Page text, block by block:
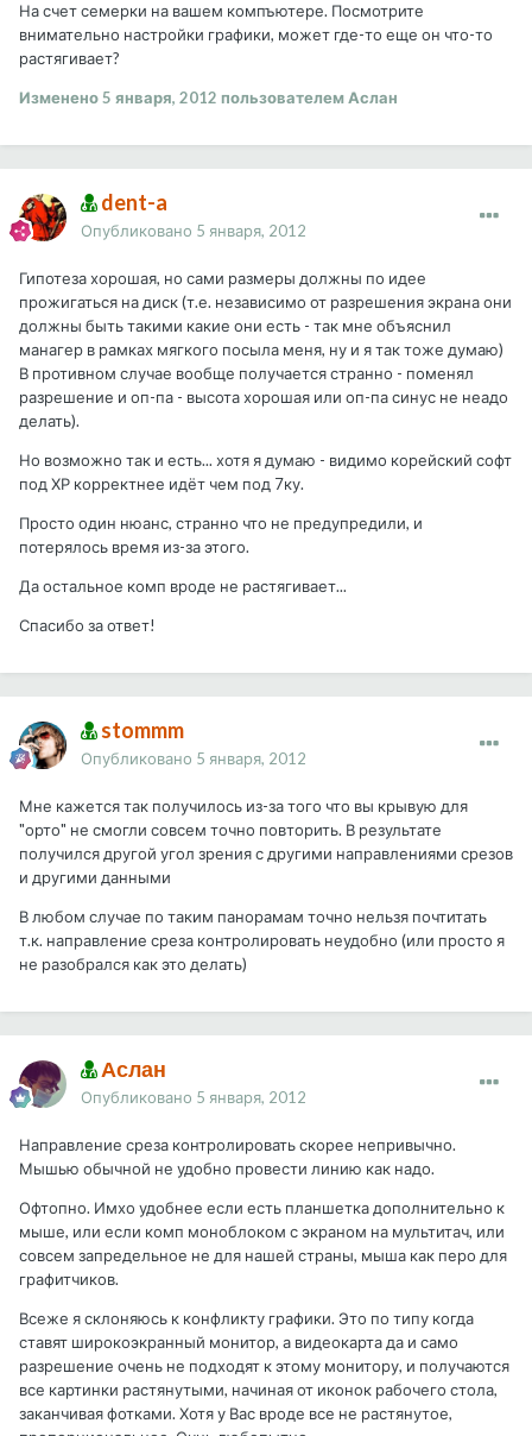
На счет семерки на вашем компъютере. Посмотрите
внимательно настройки графики, может где-то еще он что-то
растягивает?
Изменено5 января, 2012 пользователем Аслан
dent-a
Опубликовано 5 января, 2012
Гипотеза хорошая, но сами размеры должны по идее
прожигаться на диск (т.е. независимо от разрешения экрана они
должны быть такими какие они есть - так мне объяснил
манагер в рамках мягкого посыла меня, ну и я так тоже думаю)
В противном случае вообще получается странно - поменял
разрешение и оп-па - высота хорошая или оп-па синус не неадо
делать).
Но возможно так и есть... хотя я думаю - видимо корейский софт
под ХР корректнее идёт чем под 7ку.
Просто один нюанс, странно что не предупредили, и
потерялось время из-за этого.
Да остальное комп вроде не растягивает...
Спасибо за ответ!
stommm
Опубликовано 5 января, 2012
Мне кажется так получилось из-за того что вы крывую для
"орто" не смогли совсем точно повторить. В результате
получился другой угол зрения с другими направлениями срезов
и другими данными
В любом случае по таким панорамам точно нельзя почтитать
т.к. направление среза контролировать неудобно (или просто я
не разобрался как это делать)
Аслан
Опубликовано 5 января, 2012
Направление среза контролировать скорее непривычно.
Мышью обычной не удобно провести линию как надо.
Офтопно. Имхо удобнее если есть планшетка дополнительно к
мыше, или если комп моноблоком с экраном на мультитач, или
совсем запредельное не для нашей страны, мыша как перо для
графитчиков.
Всеже я склоняюсь к конфликту графики. Это по типу когда
ставят широкоэкранный монитор, а видеокарта да и само
разрешение очень не подходят к этому монитору, и получаются
все картинки растянутыми, начиная от иконок рабочего стола,
заканчивая фотками. Хотя у Вас вроде все не растянутое,